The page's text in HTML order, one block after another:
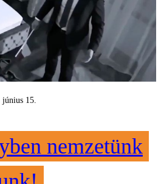
június 15.
nemzetünk